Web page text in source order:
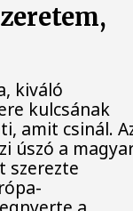
kiváló
kulcsának
amit csinál.
úszó a
szerezte